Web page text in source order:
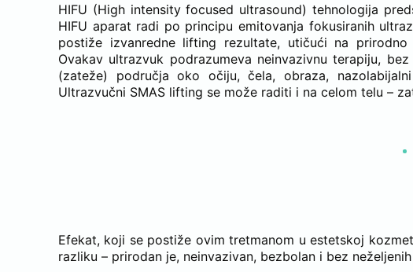
HIFU (High intensity focused ultrasound) tehnologija
HIFU aparat radi po principu emitovanja fokusiranih
postiže izvanredne lifting rezultate, utičući na
Ovakav ultrazvuk podrazumeva neinvazivnu terapiju,
(zateže) područja oko očiju, čela, obraza,
Ultrazvučni SMAS lifting se može raditi i na celom telu –
Efekat, koji se postiže ovim tretmanom u estetskoj
razliku – prirodan je, neinvazivan, bezbolan i bez